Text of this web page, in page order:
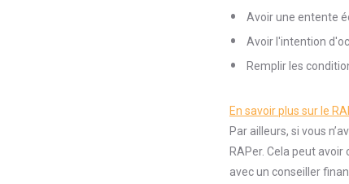
Avoir une entente
Avoir l'intention
Remplir les
En savoir plus sur le
Par ailleurs, si vous
RAPer. Cela peut
avec un conseiller